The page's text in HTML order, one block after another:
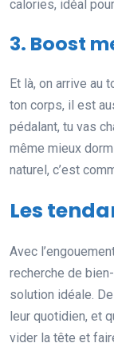
calories, idéal
3. Boost
Et là, on arrive au
ton corps, il est
pédalant, tu vas
même mieux
naturel, c’est
Les
Avec
recherche de
solution idéale.
leur quotidien, et
vider la tête et